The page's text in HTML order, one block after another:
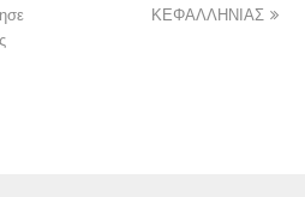
ΚΕΦΑΛΛΗΝΙΑΣ